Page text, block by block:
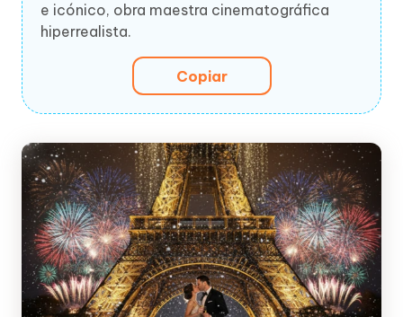
e icónico, obra maestra cinematográfica
hiperrealista.
Copiar